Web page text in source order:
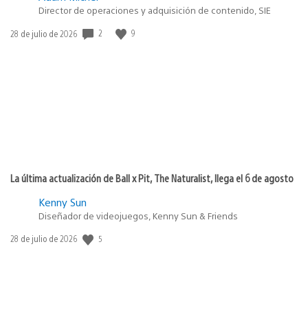
Director de operaciones y adquisición de contenido, SIE
Fecha
28 de julio de 2026 2 9
La última actualización de Ball x Pit, The Naturalist, llega el 6 de agosto
Kenny Sun
Diseñador de videojuegos, Kenny Sun & Friends
Fecha
28 de julio de 2026 5